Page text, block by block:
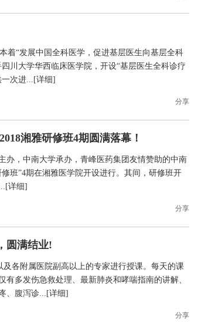
着“发展中国全科医学，促进基层医生向基层全科
川大学华西临床医学院，开设“基层医生全科诊疗
一次进...[详细]
分享
湘雅研修班4期圆满落幕！
办，中南大学承办，青峰医药集团友情赞助的中南
班”4期在湘雅医学院开设进行。其间，研修班开
详细]
分享
圆满结业!
各附属医院副高以上的专家进行授课。每天的课
多发伤急救处理、最新肺炎和哮喘指南的讲解、
、腹泻诊...[详细]
分享